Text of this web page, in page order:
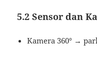
5.2 Sensor dan
Kamera 360° →